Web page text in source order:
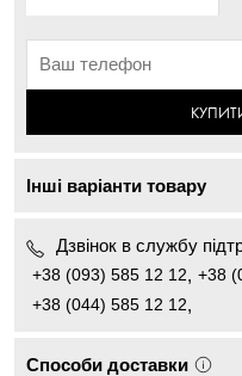
Інші варіанти товару
Дзвінок в службу
+38 (093) 585 12 12, +38
+38 (044) 585 12 12,
Способи доставки